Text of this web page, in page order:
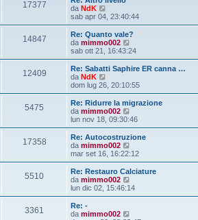
i
o
m
e
s
a
g
i
o
17377
da NdK
e
d
i
u
i
m
o
m
s
s
a
g
g
i
o
sab apr 04, 23:40:44
14847
Re: Quanto vale?
da mimmo002
e
d
i
l
i
m
o
m
s
a
g
g
o
sab ott 21, 16:43:24
12409
Re: Sabatti Saphire ER canna …
da NdK
e
d
i
u
m
o
m
s
s
a
g
i
dom lug 26, 20:10:55
5475
Re: Ridurre la migrazione
da mimmo002
e
d
i
l
i
m
o
m
lun nov 18, 09:30:46
17358
Re: Autocostruzione
da mimmo002
e
d
i
l
o
mar set 16, 16:22:12
5510
Re: Restauro Calciature
da mimmo002
e
d
lun dic 02, 15:46:14
3361
Re: -
da mimmo002